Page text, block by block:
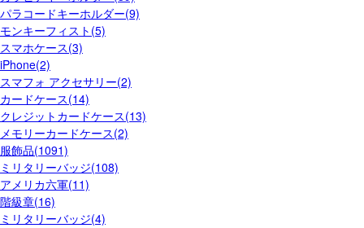
パラコードキーホルダー(9)
モンキーフィスト(5)
スマホケース(3)
iPhone(2)
スマフォ アクセサリー(2)
カードケース(14)
クレジットカードケース(13)
メモリーカードケース(2)
服飾品(1091)
ミリタリーバッジ(108)
アメリカ六軍(11)
階級章(16)
ミリタリーバッジ(4)